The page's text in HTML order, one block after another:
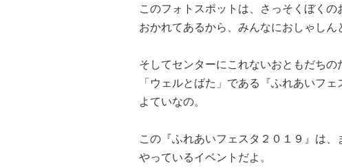
このフォトスポットは、さっそくぼく
おかれてあるから、みんなにおしゃしん
そしてセンターにこれないおともだち
「ウェルとばた」である『ふれあいフ
よていなの。
この『ふれあいフェスタ２０１９』は
やっているイベントだよ。